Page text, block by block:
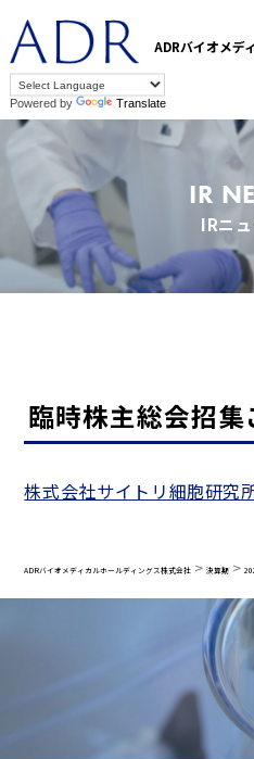
ADRバイオメデ
Powered by Translate
IR
IRニ
臨時株主総会招集
株式会社サイトリ細胞研究
ADRバイオメディカルホールディングス株式会社 >決算期 >